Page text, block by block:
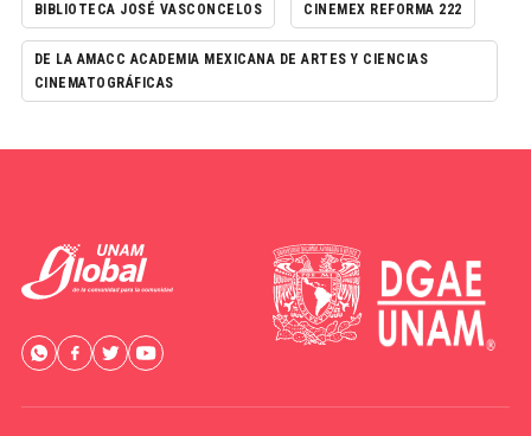
BIBLIOTECA JOSÉ VASCONCELOS CINEMEX REFORMA 222
DE LA AMACC ACADEMIA MEXICANA DE ARTES Y CIENCIAS
CINEMATOGRÁFICAS